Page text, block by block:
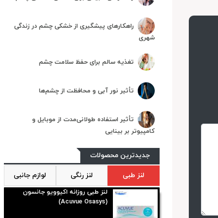
راهکارهای پیشگیری از خشکی چشم در زندگی
شهری
تغذیه سالم برای حفظ سلامت چشم
تأثیر نور آبی و محافظت از چشم‌ها
تأثیر استفاده طولانی‌مدت از موبایل و
کامپیوتر بر بینایی
جدیدترین محصولات
لنز طبی لنز رنگی لوازم جانبی
لنز طبی روزانه اکیوویو جانسون
(Acuvue Osasys)